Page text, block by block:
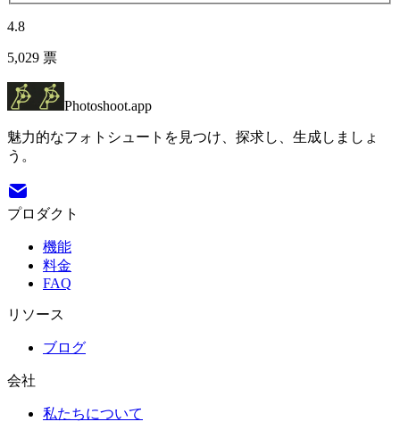
4.8
5,029 票
Photoshoot.app
魅力的なフォトシュートを見つけ、探求し、生成しましょ
う。
プロダクト
機能
料金
FAQ
リソース
ブログ
会社
私たちについて